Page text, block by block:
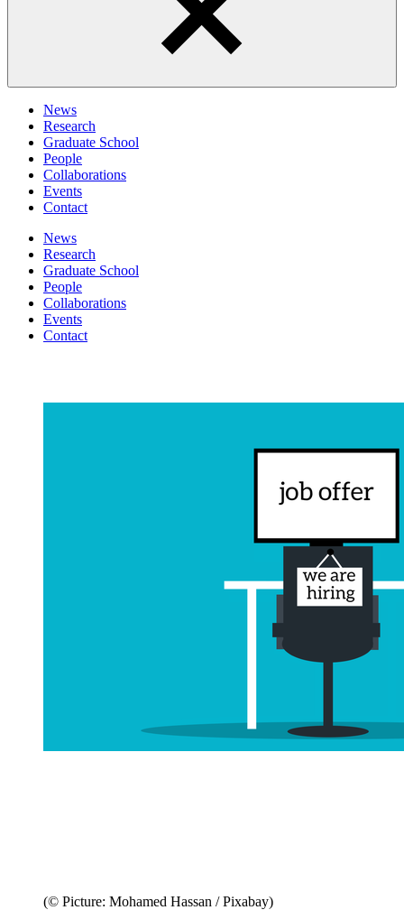
News
Research
Graduate School
People
Collaborations
Events
Contact
News
Research
Graduate School
People
Collaborations
Events
Contact
(© Picture: Mohamed Hassan / Pixabay)